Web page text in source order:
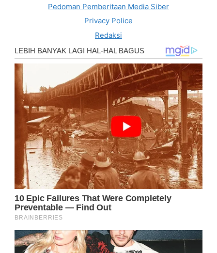
Pedoman Pemberitaan Media Siber
Privacy Police
Redaksi